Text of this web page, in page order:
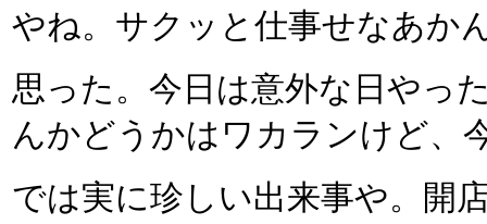
やね。サクッと仕事せなあか
思った。今日は意外な日やっ
んかどうかはワカランけど、
では実に珍しい出来事や。開